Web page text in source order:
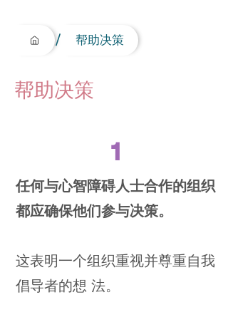
/ 帮助决策
帮助决策
1
任何与心智障碍人士合作的组织
都应确保他们参与决策。
这表明一个组织重视并尊重自我
倡导者的想 法。